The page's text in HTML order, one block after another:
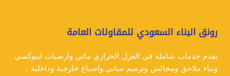
رونق البناء السعودي للمقاولات العامة
نقدم خدمات شاملة في العزل الحراري مائي وارضيات ايبوكسي
وبناء ملاحق ومجالس وترميم مباني واصباغ خارجية وداخلية .